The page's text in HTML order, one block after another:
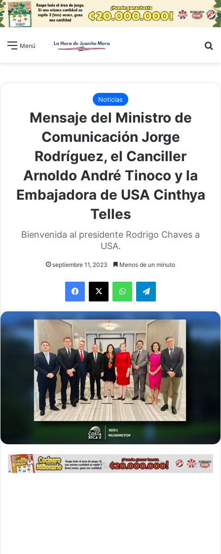
Menú
Noticias
Mensaje del Ministro de
Comunicación Jorge
Rodríguez, el Canciller
Arnoldo André Tinoco y la
Embajadora de USA Cinthya
Telles
Bienvenida al presidente Rodrigo Chaves a
USA.
septiembre 11, 2023 Menos de un minuto
WhatsAppTelegram